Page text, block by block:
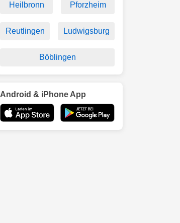
Heilbronn Pforzheim
Reutlingen Ludwigsburg
Böblingen
Android & iPhone App